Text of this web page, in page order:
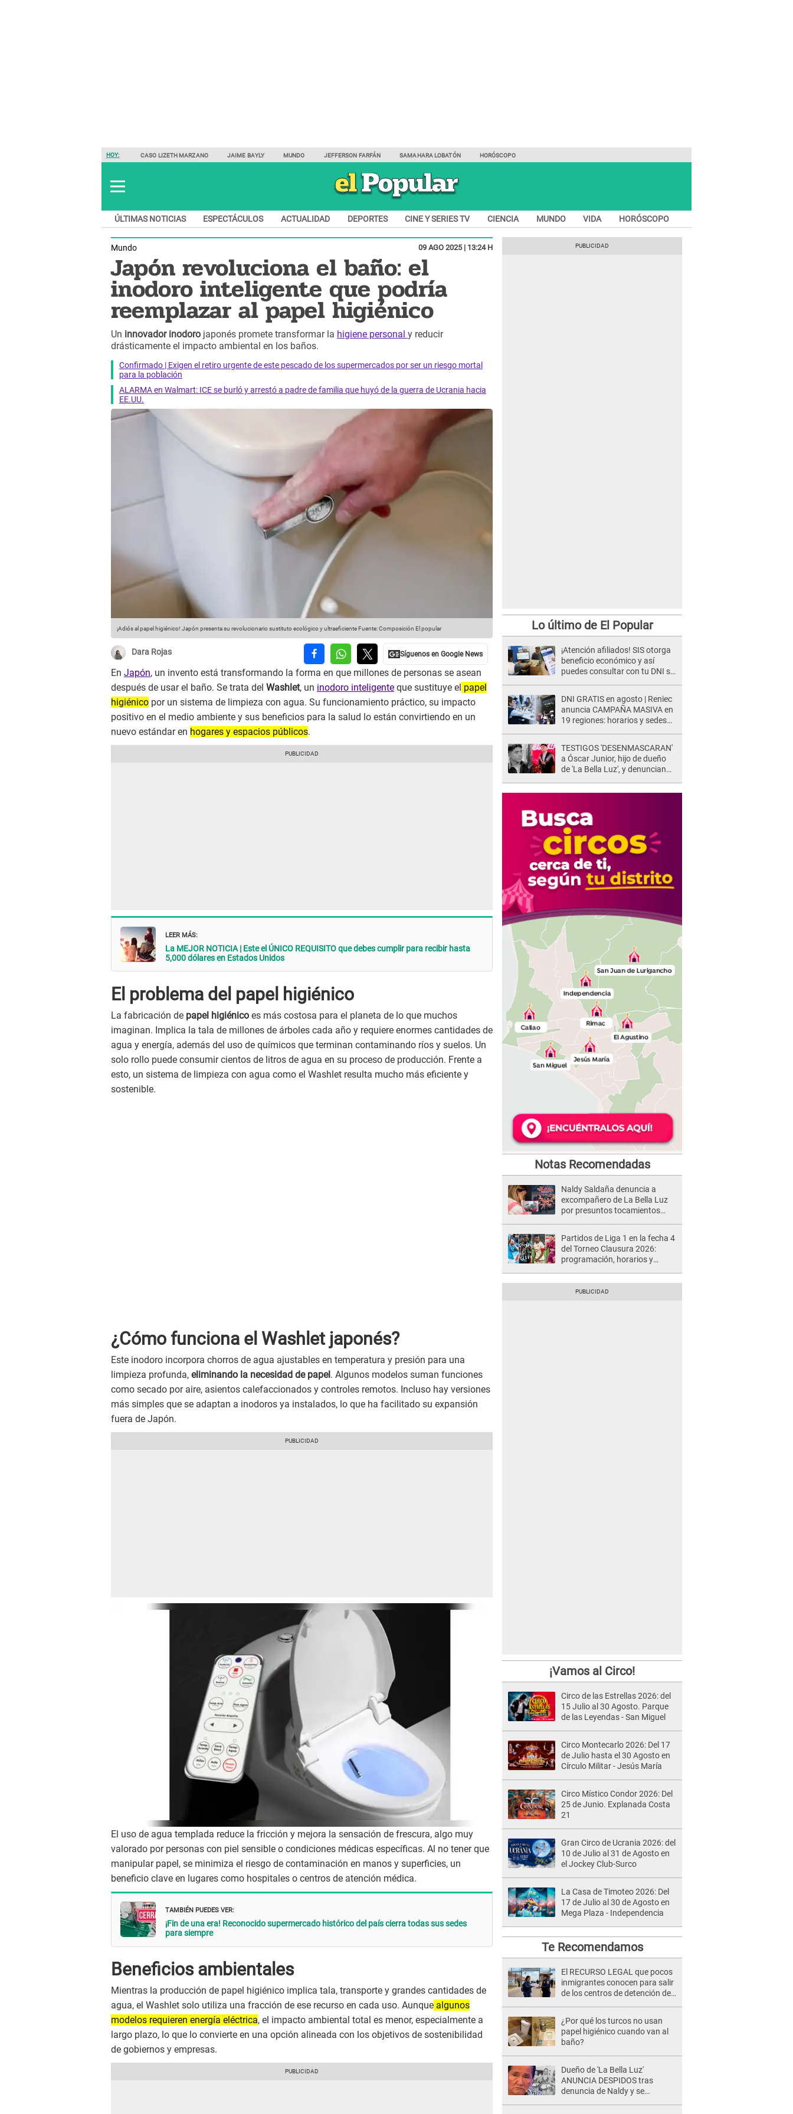
HOY: CASO LIZETH MARZANO JAIME BAYLY MUNDO JEFFERSON FARFÁN SAMAHARA LOBATÓN HORÓSCOPO
ÚLTIMAS NOTICIAS ESPECTÁCULOS ACTUALIDAD DEPORTES CINE Y SERIES TV CIENCIA MUNDO VIDA HORÓSCOPO
Mundo 09 AGO 2025 | 13:24 H
Japón revoluciona el baño: el
inodoro inteligente que podría
reemplazar al papel higiénico
Un innovador inodoro japonés promete transformar la higiene personal y reducir
drásticamente el impacto ambiental en los baños.
Confirmado | Exigen el retiro urgente de este pescado de los supermercados por ser un riesgo mortal
para la población
ALARMA en Walmart: ICE se burló y arrestó a padre de familia que huyó de la guerra de Ucrania hacia
EE.UU.
¡Adiós al papel higiénico! Japón presenta su revolucionario sustituto ecológico y ultraeficiente Fuente: Composición El popular
Dara Rojas
En Japón, un invento está transformando la forma en que millones de personas se asean
después de usar el baño. Se trata del Washlet, un inodoro inteligente que sustituye el papel
higiénico por un sistema de limpieza con agua. Su funcionamiento práctico, su impacto
positivo en el medio ambiente y sus beneficios para la salud lo están convirtiendo en un
nuevo estándar en hogares y espacios públicos.
LEER MÁS:
La MEJOR NOTICIA | Este el ÚNICO REQUISITO que debes cumplir para recibir hasta
5,000 dólares en Estados Unidos
El problema del papel higiénico
La fabricación de papel higiénico es más costosa para el planeta de lo que muchos
imaginan. Implica la tala de millones de árboles cada año y requiere enormes cantidades de
agua y energía, además del uso de químicos que terminan contaminando ríos y suelos. Un
solo rollo puede consumir cientos de litros de agua en su proceso de producción. Frente a
esto, un sistema de limpieza con agua como el Washlet resulta mucho más eficiente y
sostenible.
¿Cómo funciona el Washlet japonés?
Este inodoro incorpora chorros de agua ajustables en temperatura y presión para una
limpieza profunda, eliminando la necesidad de papel . Algunos modelos suman funciones
como secado por aire, asientos calefaccionados y controles remotos. Incluso hay versiones
más simples que se adaptan a inodoros ya instalados, lo que ha facilitado su expansión
fuera de Japón.
El uso de agua templada reduce la fricción y mejora la sensación de frescura, algo muy
valorado por personas con piel sensible o condiciones médicas específicas. Al no tener que
manipular papel, se minimiza el riesgo de contaminación en manos y superficies, un
beneficio clave en lugares como hospitales o centros de atención médica.
TAMBIÉN PUEDES VER:
¡Fin de una era! Reconocido supermercado histórico del país cierra todas sus sedes
para siempre
Beneficios ambientales
Mientras la producción de papel higiénico implica tala, transporte y grandes cantidades de
agua, el Washlet solo utiliza una fracción de ese recurso en cada uso. Aunque algunos
modelos requieren energía eléctrica, el impacto ambiental total es menor, especialmente a
largo plazo, lo que lo convierte en una opción alineada con los objetivos de sostenibilidad
de gobiernos y empresas.
Lo último de El Popular
¡Atención afiliados! SIS otorga
beneficio económico y así
puedes consultar con tu DNI si
DNI GRATIS en agosto | Reniec
anuncia CAMPAÑA MASIVA en
19 regiones: horarios y sedes
TESTIGOS 'DESENMASCARAN'
a Óscar Junior, hijo de dueño
de 'La Bella Luz', y denuncian
Notas Recomendadas
Naldy Saldaña denuncia a
excompañero de La Bella Luz
por presuntos tocamientos
Partidos de Liga 1 en la fecha 4
del Torneo Clausura 2026:
programación, horarios y
¡Vamos al Circo!
Circo de las Estrellas 2026: del
15 Julio al 30 Agosto. Parque
de las Leyendas - San Miguel
Circo Montecarlo 2026: Del 17
de Julio hasta el 30 Agosto en
Círculo Militar - Jesús María
Circo Místico Condor 2026: Del
25 de Junio. Explanada Costa
21
Gran Circo de Ucrania 2026: del
10 de Julio al 31 de Agosto en
el Jockey Club-Surco
La Casa de Timoteo 2026: Del
17 de Julio al 30 de Agosto en
Mega Plaza - Independencia
Te Recomendamos
El RECURSO LEGAL que pocos
inmigrantes conocen para salir
de los centros de detención del
¿Por qué los turcos no usan
papel higiénico cuando van al
baño?
Dueño de 'La Bella Luz'
ANUNCIA DESPIDOS tras
denuncia de Naldy y se